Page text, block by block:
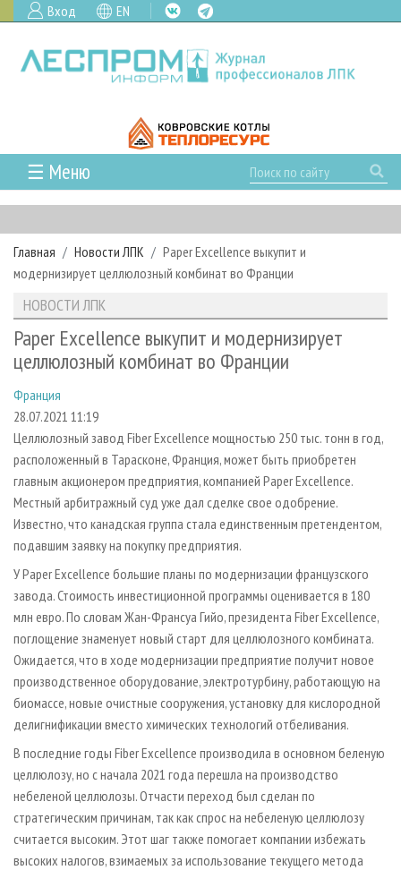
Вход EN
☰ Меню
ГЛАВНАЯ
РУБРИКИ И ТЕМЫ
РУБРИКИ ЖУРНАЛА
ЛЕСОЗАГОТОВКА
ЛЕСОПИЛЕНИЕ
СУШКА ДРЕВЕСИНЫ
ПРОИЗВОДСТВО ДРЕВЕСНЫХ ПЛИТ
ДЕРЕВЯННОЕ ДОМОСТРОЕНИЕ
ПРОИЗВОДСТВО МЕБЕЛИ
БИОЭНЕРГЕТИКА
ИНСТРУМЕНТ И МАТЕРИАЛЫ
НОВОСТИ
НОВОСТИ ЛПК
НОВОСТИ ЖУРНАЛА
ПРОЕКТЫ ЛПИ
АНАЛИТИКА
ПРЕДПРИЯТИЯ ЛПК
ПЕРСОНЫ
МОБИЛЬНЫЕ ВЫСТАВКИ
ОФИЦИАЛЬНЫЕ ДЕЛЕГАЦИИ
ПРИОРИТЕТНЫЕ ИНВЕСТПРОЕКТЫ
RUSSIAN FORESTRY REVIEW
ГАЗЕТА ЛЕСПРОМФОРУМ
БИБЛИОТЕКА СПЕЦИАЛИСТА
АРХИВ
АРХИВ ЖУРНАЛОВ
О ЖУРНАЛЕ
КОНТАКТЫ
РЕКЛАМОДАТЕЛЯМ
РЕКЛАМА
РЕКЛАМА НА САЙТЕ
Главная Новости ЛПК
Paper Excellence выкупит и
модернизирует целлюлозный комбинат во Франции
НОВОСТИ ЛПК
Paper Excellence выкупит и модернизирует
целлюлозный комбинат во Франции
Франция
28.07.2021 11:19
Целлюлозный завод Fiber Excellence мощностью 250 тыс. тонн в год,
расположенный в Тарасконе, Франция, может быть приобретен
главным акционером предприятия, компанией Paper Excellence.
Местный арбитражный суд уже дал сделке свое одобрение.
Известно, что канадская группа стала единственным претендентом,
подавшим заявку на покупку предприятия.
У Paper Excellence большие планы по модернизации французского
завода. Стоимость инвестиционной программы оценивается в 180
млн евро. По словам Жан-Франсуа Гийо, президента Fiber Excellence,
поглощение знаменует новый старт для целлюлозного комбината.
Ожидается, что в ходе модернизации предприятие получит новое
производственное оборудование, электротурбину, работающую на
биомассе, новые очистные сооружения, установку для кислородной
делигнификации вместо химических технологий отбеливания.
В последние годы Fiber Excellence производила в основном беленую
целлюлозу, но с начала 2021 года перешла на производство
небеленой целлюлозы. Отчасти переход был сделан по
стратегическим причинам, так как спрос на небеленую целлюлозу
считается высоким. Этот шаг также помогает компании избежать
высоких налогов, взимаемых за использование текущего метода